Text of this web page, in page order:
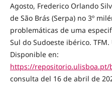
Agosto, Frederico Orlando
de São Brás (Serpa) no 3º
problemáticas de uma
Sul do Sudoeste ibérico.
Disponible en:
https://repositorio.ulisboa.pt/
consulta del 16 de abril de